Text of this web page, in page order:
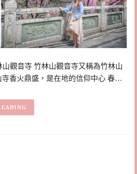
觀音寺 竹林山觀音寺又稱為竹林山
寺香火鼎盛，是在地的信仰中心 春…